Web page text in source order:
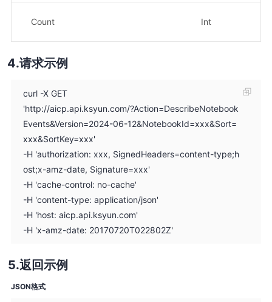
Count Int
请求示例
curl -X GET
'http://aicp.api.ksyun.com/?Action=DescribeNotebook
Events&Version=2024-06-12&NotebookId=xxx&Sort=
xxx&SortKey=xxx'
-H 'authorization: xxx, SignedHeaders=content-type;h
ost;x-amz-date, Signature=xxx'
-H 'cache-control: no-cache'
-H 'content-type: application/json'
-H 'host: aicp.api.ksyun.com'
-H 'x-amz-date: 20170720T022802Z'
返回示例
JSON格式